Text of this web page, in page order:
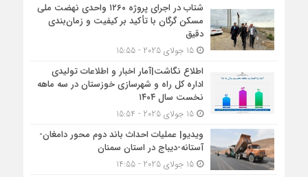
شتاب در اجرای پروژه ۱۲۶۰ واحدی نهضت ملی
مسکن گرگان با تأکید بر کیفیت و زمان‌بندی
دقیق
15 جولای 2025 - 15:55
اطلاع نگاشت|آمار اخبار و اطلاعات تولیدی
اداره کل راه و شهرسازی خوزستان در سه ماهه
نخست سال ۱۴۰۴
15 جولای 2025 - 15:54
ویدیو| عملیات احداث باند دوم محور دامغان-
آستانه-دیباج در استان سمنان
15 جولای 2025 - 14:55